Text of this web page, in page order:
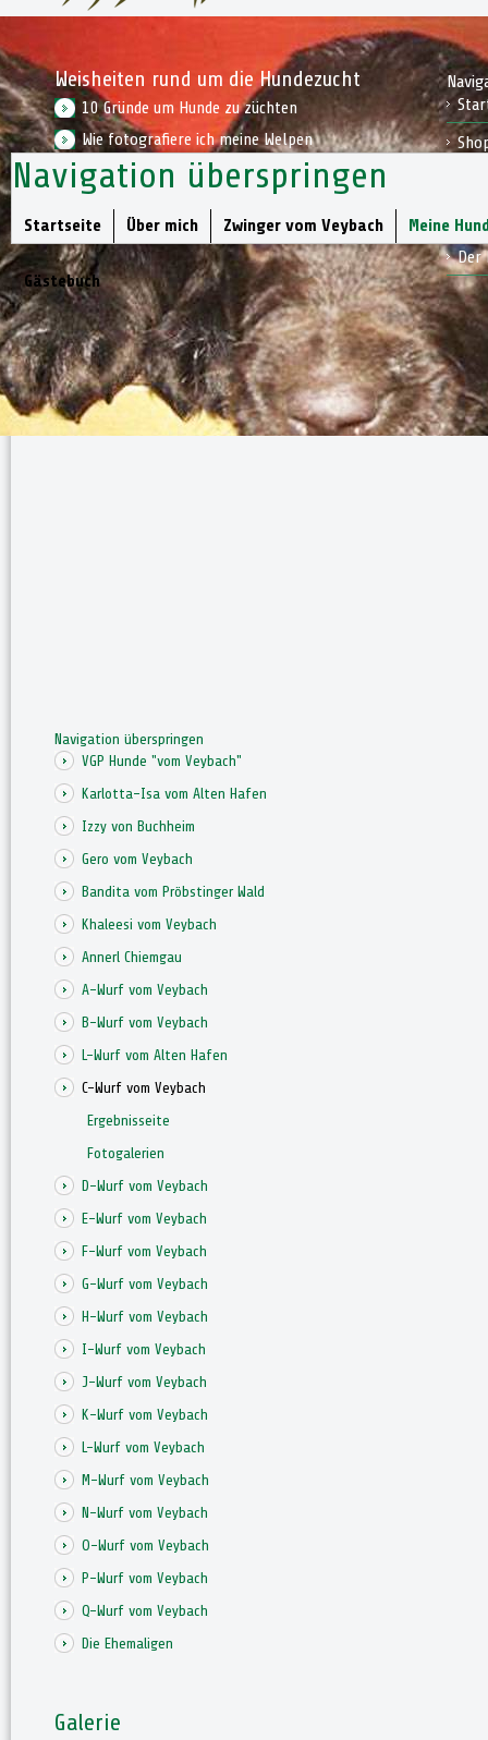
Navigation überspringen
Startseite Über mich Zwinger vom Veybach Meine
Gästebuch
Navigation überspringen
VGP Hunde "vom Veybach"
Karlotta-Isa vom Alten Hafen
Izzy von Buchheim
Gero vom Veybach
Bandita vom Pröbstinger Wald
Khaleesi vom Veybach
Annerl Chiemgau
A-Wurf vom Veybach
B-Wurf vom Veybach
L-Wurf vom Alten Hafen
C-Wurf vom Veybach
Ergebnisseite
Fotogalerien
D-Wurf vom Veybach
E-Wurf vom Veybach
F-Wurf vom Veybach
G-Wurf vom Veybach
H-Wurf vom Veybach
I-Wurf vom Veybach
J-Wurf vom Veybach
K-Wurf vom Veybach
L-Wurf vom Veybach
M-Wurf vom Veybach
N-Wurf vom Veybach
O-Wurf vom Veybach
P-Wurf vom Veybach
Q-Wurf vom Veybach
Die Ehemaligen
Galerie
Weisheiten rund um die Hundezucht
10 Gründe um Hunde zu züchten
Wie fotografiere ich meine Welpen
Wie bereite ich mich auf einen Welpen vor
Der